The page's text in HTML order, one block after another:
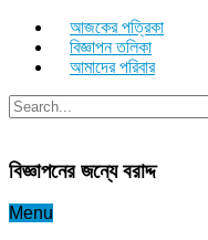
আজকের পত্রিকা
বিজ্ঞাপন তলিকা
আমাদের পরিবার
বিজ্ঞাপনের জন্যে বরাদ্দ
Menu